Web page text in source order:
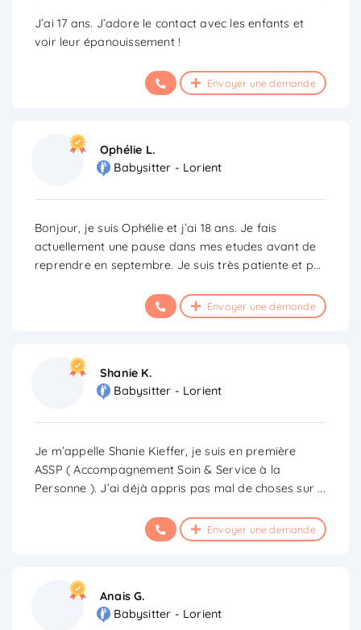
J’ai 17 ans. J’adore le contact avec les enfants et
voir leur épanouissement !
Envoyer une demande
Ophélie L.
Babysitter - Lorient
Bonjour, je suis Ophélie et j’ai 18 ans. Je fais
actuellement une pause dans mes etudes avant de
reprendre en septembre. Je suis très patiente et p...
Envoyer une demande
Shanie K.
Babysitter - Lorient
Je m’appelle Shanie Kieffer, je suis en première
ASSP ( Accompagnement Soin & Service à la
Personne ). J’ai déjà appris pas mal de choses sur...
Envoyer une demande
Anais G.
Babysitter - Lorient